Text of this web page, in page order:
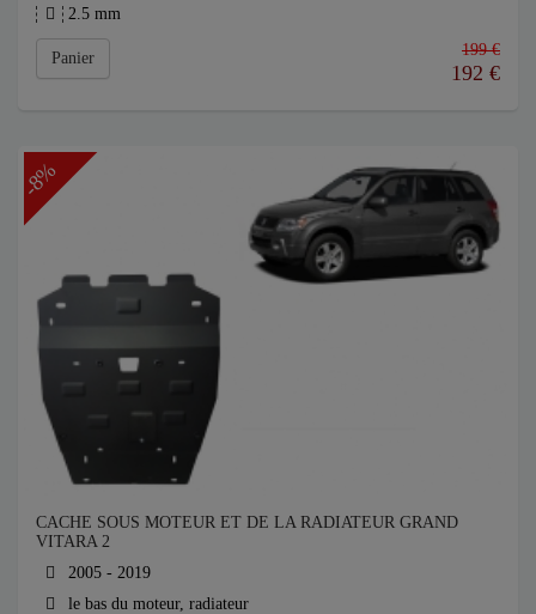
2.5 mm
Panier 199 €
192 €
-8%
CACHE SOUS MOTEUR ET DE LA RADIATEUR GRAND
VITARA 2
2005 - 2019
le bas du moteur, radiateur